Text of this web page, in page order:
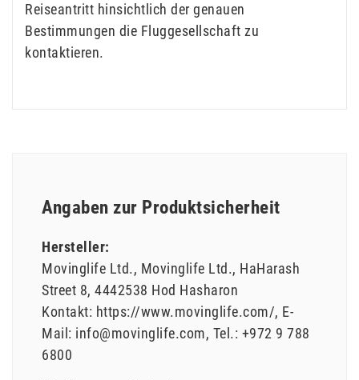
Reiseantritt hinsichtlich der genauen
Bestimmungen die Fluggesellschaft zu
kontaktieren.
Angaben zur Produktsicherheit
Hersteller:
Movinglife Ltd. Movinglife Ltd. HaHarash
Street 8 4442538 Hod Hasharon
Kontakt: https://www.movinglife.com/ E-
Mail: info@movinglife.com Tel.: +972 9 788
6800